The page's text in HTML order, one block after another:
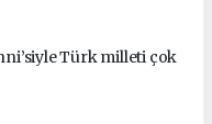
Türk milleti çok